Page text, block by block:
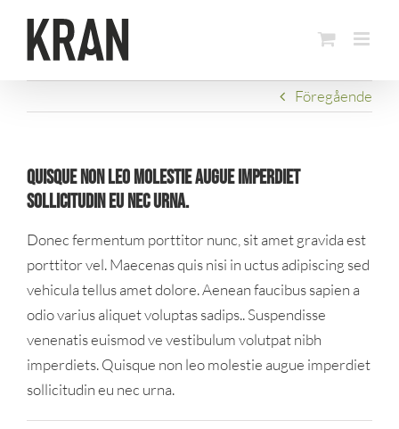
innehållet
Föregående
Quisque non leo molestie augue imperdiet
sollicitudin eu nec urna.
Donec fermentum porttitor nunc, sit amet gravida est
porttitor vel. Maecenas quis nisi in uctus adipiscing sed
vehicula tellus amet dolore. Aenean faucibus sapien a
odio varius aliquet voluptas sadips.. Suspendisse
venenatis euismod ve vestibulum volutpat nibh
imperdiets. Quisque non leo molestie augue imperdiet
sollicitudin eu nec urna.